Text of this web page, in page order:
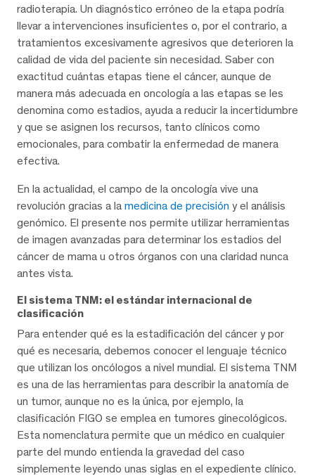
radioterapia. Un diagnóstico erróneo de la etapa podría
llevar a intervenciones insuficientes o, por el contrario, a
tratamientos excesivamente agresivos que deterioren la
calidad de vida del paciente sin necesidad. Saber con
exactitud cuántas etapas tiene el cáncer, aunque de
manera más adecuada en oncología a las etapas se les
denomina como estadios, ayuda a reducir la incertidumbre
y que se asignen los recursos, tanto clínicos como
emocionales, para combatir la enfermedad de manera
efectiva.
En la actualidad, el campo de la oncología vive una
revolución gracias a la medicina de precisión y el análisis
genómico. El presente nos permite utilizar herramientas
de imagen avanzadas para determinar los estadios del
cáncer de mama u otros órganos con una claridad nunca
antes vista.
El sistema TNM: el estándar internacional de
clasificación
Para entender qué es la estadificación del cáncer y por
qué es necesaria, debemos conocer el lenguaje técnico
que utilizan los oncólogos a nivel mundial. El sistema TNM
es una de las herramientas para describir la anatomía de
un tumor, aunque no es la única, por ejemplo, la
clasificación FIGO se emplea en tumores ginecológicos.
Esta nomenclatura permite que un médico en cualquier
parte del mundo entienda la gravedad del caso
simplemente leyendo unas siglas en el expediente clínico.